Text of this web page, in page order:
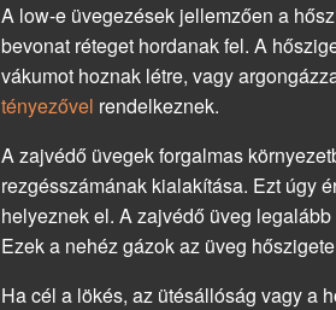
A low-e üvegezések jellemzően a
bevonat réteget hordanak fel. A
vákumot hoznak létre, vagy
tényezővel rendelkeznek.
A zajvédő üvegek forgalmas
rezgésszámának kialakítása. Ezt úgy
helyeznek el. A zajvédő üveg
Ezek a nehéz gázok az üveg
Ha cél a lökés, az ütésállóság vagy a